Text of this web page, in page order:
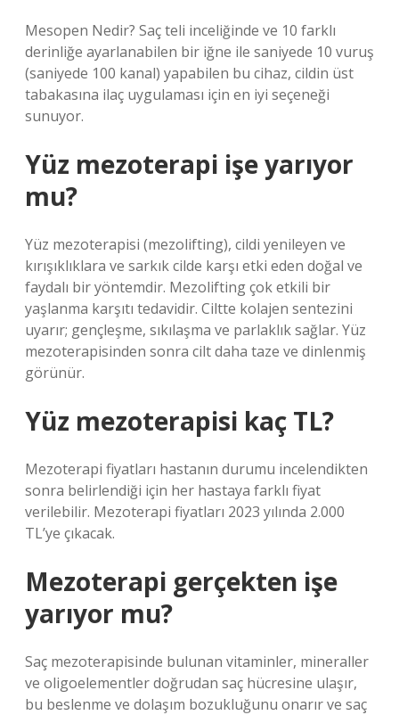
Mesopen Nedir? Saç teli inceliğinde ve 10 farklı
derinliğe ayarlanabilen bir iğne ile saniyede 10 vuruş
(saniyede 100 kanal) yapabilen bu cihaz, cildin üst
tabakasına ilaç uygulaması için en iyi seçeneği
sunuyor.
Yüz mezoterapi işe yarıyor
mu?
Yüz mezoterapisi (mezolifting), cildi yenileyen ve
kırışıklıklara ve sarkık cilde karşı etki eden doğal ve
faydalı bir yöntemdir. Mezolifting çok etkili bir
yaşlanma karşıtı tedavidir. Ciltte kolajen sentezini
uyarır; gençleşme, sıkılaşma ve parlaklık sağlar. Yüz
mezoterapisinden sonra cilt daha taze ve dinlenmiş
görünür.
Yüz mezoterapisi kaç TL?
Mezoterapi fiyatları hastanın durumu incelendikten
sonra belirlendiği için her hastaya farklı fiyat
verilebilir. Mezoterapi fiyatları 2023 yılında 2.000
TL’ye çıkacak.
Mezoterapi gerçekten işe
yarıyor mu?
Saç mezoterapisinde bulunan vitaminler, mineraller
ve oligoelementler doğrudan saç hücresine ulaşır,
bu beslenme ve dolaşım bozukluğunu onarır ve saç